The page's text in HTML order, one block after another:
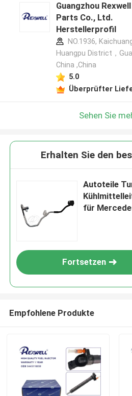
Guangzhou
Parts Co., Ltd.
Herstellerprofil
NO.1936,
Huangpu District，
China ,China
5.0
Überprüfter
Sehen Sie
Erhalten Sie den
Autoteile
für
Fortsetzen
Empfohlene Produkte